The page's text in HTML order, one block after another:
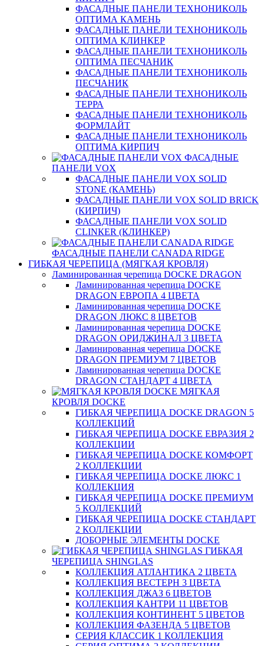
ФАСАДНЫЕ ПАНЕЛИ ТЕХНОНИКОЛЬ
ОПТИМА КАМЕНЬ
ФАСАДНЫЕ ПАНЕЛИ ТЕХНОНИКОЛЬ
ОПТИМА КЛИНКЕР
ФАСАДНЫЕ ПАНЕЛИ ТЕХНОНИКОЛЬ
ОПТИМА ПЕСЧАНИК
ФАСАДНЫЕ ПАНЕЛИ ТЕХНОНИКОЛЬ
ПЕСЧАНИК
ФАСАДНЫЕ ПАНЕЛИ ТЕХНОНИКОЛЬ
ТЕРРА
ФАСАДНЫЕ ПАНЕЛИ ТЕХНОНИКОЛЬ
ФОРМЛАЙТ
ФАСАДНЫЕ ПАНЕЛИ ТЕХНОНИКОЛЬ
ОПТИМА КИРПИЧ
ФАСАДНЫЕ
ПАНЕЛИ VOX
ФАСАДНЫЕ ПАНЕЛИ VOX SOLID
STONE (КАМЕНЬ)
ФАСАДНЫЕ ПАНЕЛИ VOX SOLID BRICK
(КИРПИЧ)
ФАСАДНЫЕ ПАНЕЛИ VOX SOLID
CLINКER (КЛИНКЕР)
ФАСАДНЫЕ ПАНЕЛИ CANADA RIDGE
ГИБКАЯ ЧЕРЕПИЦА (МЯГКАЯ КРОВЛЯ)
Ламинированная черепица DOCKE DRAGON
Ламинированная черепица DOCKE
DRAGON ЕВРОПА 4 ЦВЕТА
Ламинированная черепица DOCKE
DRAGON ЛЮКС 8 ЦВЕТОВ
Ламинированная черепица DOCKE
DRAGON ОРИДЖИНАЛ 3 ЦВЕТА
Ламинированная черепица DOCKE
DRAGON ПРЕМИУМ 7 ЦВЕТОВ
Ламинированная черепица DOCKE
DRAGON СТАНДАРТ 4 ЦВЕТA
МЯГКАЯ
КРОВЛЯ DOCKE
ГИБКАЯ ЧЕРЕПИЦА DOCKE DRAGON 5
КОЛЛЕКЦИЙ
ГИБКАЯ ЧЕРЕПИЦА DOCKE ЕВРАЗИЯ 2
КОЛЛЕКЦИИ
ГИБКАЯ ЧЕРЕПИЦА DOCKE КОМФОРТ
2 КОЛЛЕКЦИИ
ГИБКАЯ ЧЕРЕПИЦА DOCKE ЛЮКС 1
КОЛЛЕКЦИЯ
ГИБКАЯ ЧЕРЕПИЦА DOCKE ПРЕМИУМ
5 КОЛЛЕКЦИЙ
ГИБКАЯ ЧЕРЕПИЦА DOCKE СТАНДАРТ
2 КОЛЛЕКЦИИ
ДОБОРНЫЕ ЭЛЕМЕНТЫ DOCKE
ГИБКАЯ
ЧЕРЕПИЦА SHINGLAS
КОЛЛЕКЦИЯ АТЛАНТИКА 2 ЦВЕТА
КОЛЛЕКЦИЯ ВЕСТЕРН 3 ЦВЕТА
КОЛЛЕКЦИЯ ДЖАЗ 6 ЦВЕТОВ
КОЛЛЕКЦИЯ КАНТРИ 11 ЦВЕТОВ
КОЛЛЕКЦИЯ КОНТИНЕНТ 5 ЦВЕТОВ
КОЛЛЕКЦИЯ ФАЗЕНДА 5 ЦВЕТОВ
СЕРИЯ КЛАССИК 1 КОЛЛЕКЦИЯ